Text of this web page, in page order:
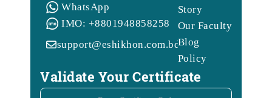
WhatsApp
IMO: +8801948858258
support@eshikhon.com.bd
Story
Our Faculty
Blog
Policy
Validate Your Certificate